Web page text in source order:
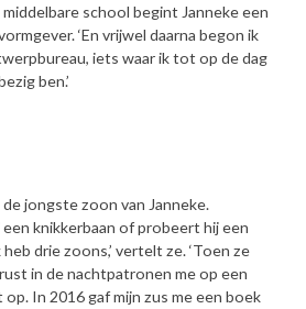
middelbare school begint Janneke een
‘En vrijwel daarna begon ik
iets waar ik tot op de dag
ben.’
jongste zoon van Janneke.
knikkerbaan of probeert hij een
drie zoons,’ vertelt ze. ‘Toen ze
in de nachtpatronen me op een
In 2016 gaf mijn zus me een boek